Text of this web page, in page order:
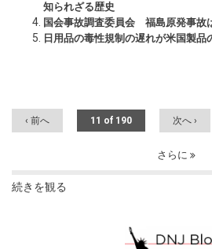
知られざる歴史
国会事故調査委員会 福島原発事故
日用品の毒性規制の遅れが米国製品
‹ 前へ 11 of 190 次へ ›
さらに
続きを観る